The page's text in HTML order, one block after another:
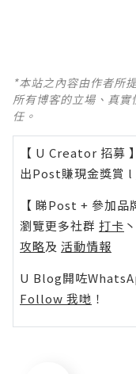
*本站之內容由作者所
所有博客的立場、真
任。
【 U Creator 招募 】
出Post賺現金獎賞 l
【 睇Post + 參加品
瀏覽更多社群 打卡 丶
攻略及 活動情報
U Blog開咗
Follow 我哋 ！